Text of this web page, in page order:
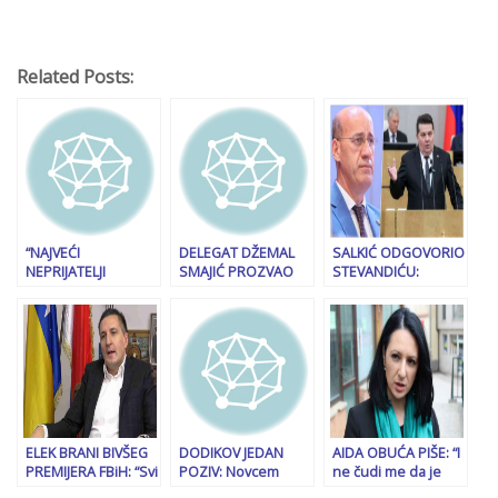
Related Posts:
“NAJVEĆI
NEPRIJATELJI
SU DODIK I VUČIĆ…”:
Burne reakcije na
društvenim
mrežama nakon
istupa predsjednika
bh. entiteta RS…
DELEGAT DŽEMAL
SMAJIĆ PROZVAO
početka za ozbiljne
sumnje u Nešćevu
podobnost za
obavljanje tako
odgovorne funkcije”
SALKIĆ ODGOVORIO
STEVANDIĆU:
predstavnik nema
hrabrosti da…”
ELEK BRANI BIVŠEG
PREMIJERA FBiH: “Svi
DODIKOV JEDAN
POZIV: Novcem
AIDA OBUĆA PIŠE: “I
ne čudi me da je